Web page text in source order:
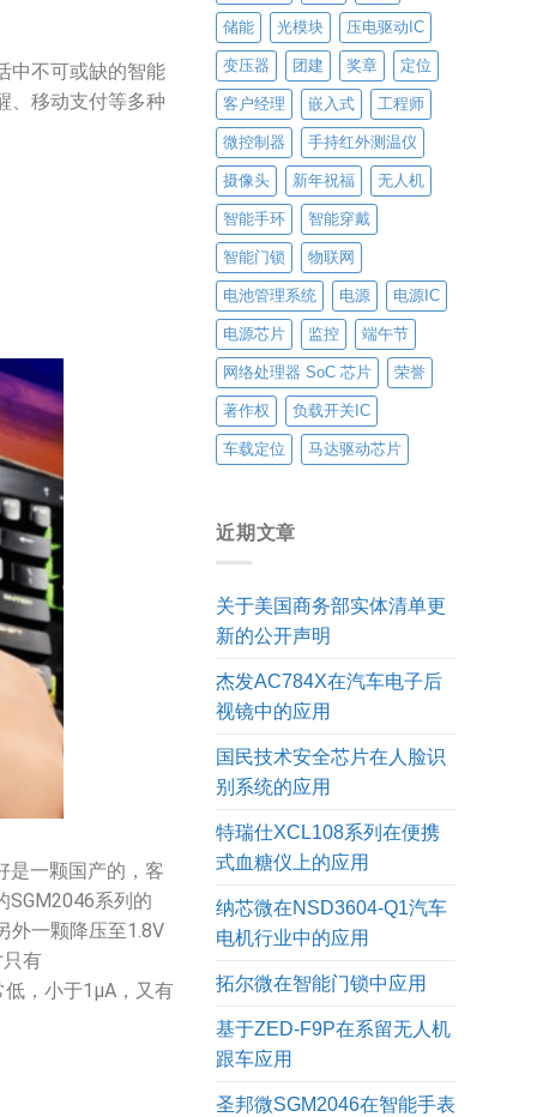
中不可或缺的智能
、移动支付等多种
是一颗国产的，客
SGM2046系列的
外一颗降压至1.8V
有
，小于1μA，又有
储能 光模块 压电驱动IC
变压器 团建 奖章 定位
客户经理 嵌入式 工程师
微控制器 手持红外测温仪
摄像头 新年祝福 无人机
智能手环 智能穿戴
智能门锁 物联网
电池管理系统 电源 电源IC
电源芯片 监控 端午节
网络处理器 SoC 芯片 荣誉
著作权 负载开关IC
车载定位 马达驱动芯片
近期文章
关于美国商务部实体清单更
新的公开声明
杰发AC784X在汽车电子后
视镜中的应用
国民技术安全芯片在人脸识
别系统的应用
特瑞仕XCL108系列在便携
式血糖仪上的应用
纳芯微在NSD3604-Q1汽车
电机行业中的应用
拓尔微在智能门锁中应用
基于ZED-F9P在系留无人机
跟车应用
圣邦微SGM2046在智能手表